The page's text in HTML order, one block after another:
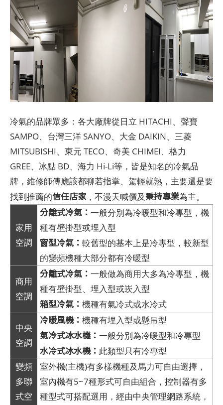
冷氣的品牌眾多：各大廠牌從日立 HITACHI、聲寶
SAMPO、台灣三洋 SANYO、大金 DAIKIN、三菱
MITSUBISHI、東元 TECO、奇美 CHIMEI、格力
GREE、冰點 BD、海力 Hi-Li等，皆是知名的冷氣品
牌，維修師傅應該都聊若指掌、駕輕就熟，主要還是要
找到推薦的信任店家，不漫天喊價及秉持專業為主。
家用
空調
分離式冷氣： 一般分別為冷暖型和冷專型，機
種有壁掛型或埋入型
窗型冷氣： 較舊型的基本上是冷專型，較新型
的變頻機種大部分都有冷暖型
商用
空調
分離式冷氣： 一般做為商用大多為冷專型，機
種有壁掛型、埋入型或崁入型
箱型冷氣： 機種有氣冷式或水冷式
中央
空調
冷暖風機： 機種有埋入型或懸吊型
氣冷式冰水機： 一般分別為冷暖型和冷專型
水冷式冰水機： 此類型只有冷專型
變頻
多聯
式空
室外機(主機)有多樣機種及馬力可自由選擇，
室內機有5~7種形式可自由組合，控制器有多
種型式可搭配選用，經由中央管理網路系統，